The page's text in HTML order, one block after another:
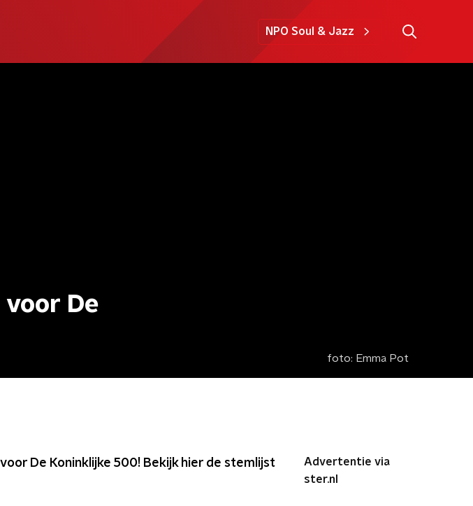
NPO Soul & Jazz
De
foto: Emma Pot
De Koninklijke 500! Bekijk hier de stemlijst
Advertentie via
ster.nl